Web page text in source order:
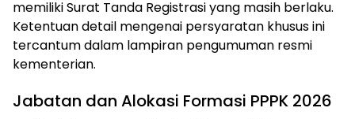
memiliki Surat Tanda Registrasi yang masih berlaku.
Ketentuan detail mengenai persyaratan khusus ini
tercantum dalam lampiran pengumuman resmi
kementerian.
Jabatan dan Alokasi Formasi PPPK 2026